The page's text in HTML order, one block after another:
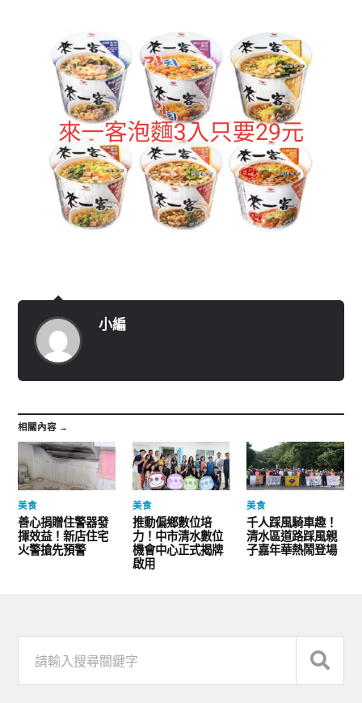
小編
相關內容 →
美食
善心捐贈住警器發
揮效益！新店住宅
火警搶先預警
美食
推動偏鄉數位培
力！中市清水數位
機會中心正式揭牌
啟用
美食
千人踩風騎車趣！
清水區道路踩風親
子嘉年華熱鬧登場